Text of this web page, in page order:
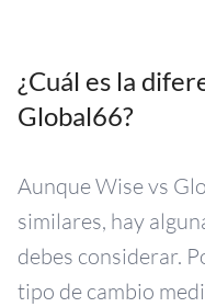
¿Cuál es la
Global66?
Aunque Wise vs
similares, hay
debes considerar.
tipo de cambio